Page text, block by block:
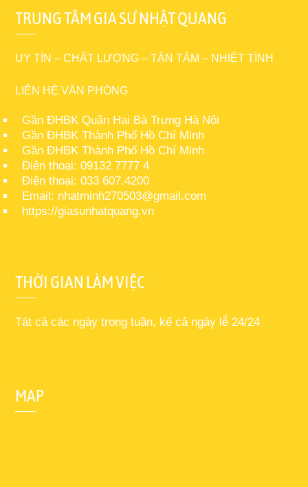
TRUNG TÂM GIA SƯ NHẬT QUANG
UY TÍN – CHẤT LƯỢNG – TẬN TÂM – NHIỆT TÌNH
LIÊN HỆ VĂN PHÒNG
Gần ĐHBK Quận Hai Bà Trưng Hà Nội
Gần ĐHBK Thành Phố Hồ Chí Minh
Gần ĐHBK Thành Phố Hồ Chí Minh
Điện thoại: 09132 7777 4
Điện thoại: 033 607.4200
Email: nhatminh270503@gmail.com
https://giasunhatquang.vn
THỜI GIAN LÀM VIỆC
Tát cả các ngày trong tuần, kể cả ngày lễ 24/24
MAP